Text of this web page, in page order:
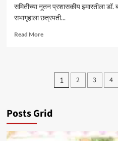
समितीच्या नूतन प्रशासकीय इमारतीला
सभागृहाला छत्रपती...
Read MoreRead
ठिय्या
आंदोलन
Posts
1 2 3 4
Posts Grid